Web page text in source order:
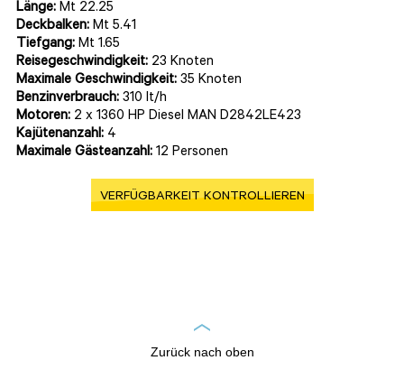
Länge: Mt 22.25
Deckbalken: Mt 5.41
Tiefgang: Mt 1.65
Reisegeschwindigkeit: 23 Knoten
Maximale Geschwindigkeit: 35 Knoten
Benzinverbrauch: 310 lt/h
Motoren: 2 x 1360 HP Diesel MAN D2842LE423
Kajütenanzahl: 4
Maximale Gästeanzahl: 12 Personen
VERFÜGBARKEIT KONTROLLIEREN
Zurück nach oben